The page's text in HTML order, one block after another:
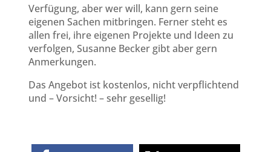
Verfügung, aber wer will, kann gern seine
eigenen Sachen mitbringen. Ferner steht es
allen frei, ihre eigenen Projekte und Ideen zu
verfolgen, Susanne Becker gibt aber gern
Anmerkungen.
Das Angebot ist kostenlos, nicht verpflichtend
und – Vorsicht! – sehr gesellig!